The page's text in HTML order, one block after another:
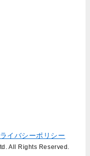
イバシーポリシー
All Rights Reserved.